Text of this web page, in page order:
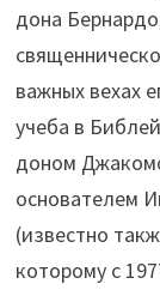
дона
важных вехах
учеба в
доном
основателем
(известно
которому с